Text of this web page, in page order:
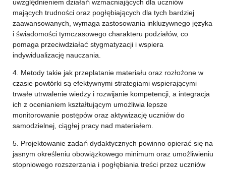
uwzględnieniem działań wzmacniających dla uczniów
mających trudności oraz pogłębiających dla tych bardziej
zaawansowanych, wymaga zastosowania inkluzywnego języka
i świadomości tymczasowego charakteru podziałów, co
pomaga przeciwdziałać stygmatyzacji i wspiera
indywidualizację nauczania.
4. Metody takie jak przeplatanie materiału oraz rozłożone w
czasie powtórki są efektywnymi strategiami wspierającymi
trwałe utrwalenie wiedzy i rozwijanie kompetencji, a integracja
ich z ocenianiem kształtującym umożliwia lepsze
monitorowanie postępów oraz aktywizację uczniów do
samodzielnej, ciągłej pracy nad materiałem.
5. Projektowanie zadań dydaktycznych powinno opierać się na
jasnym określeniu obowiązkowego minimum oraz umożliwieniu
stopniowego rozszerzania i pogłębiania treści przez uczniów